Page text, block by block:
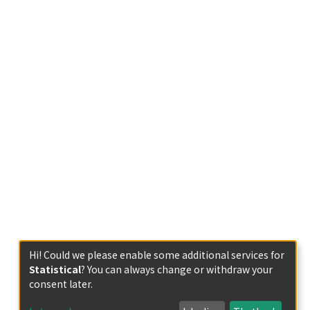
Hi! Could we please enable some additional services for
Statistical? You can always change or withdraw your
consent later.